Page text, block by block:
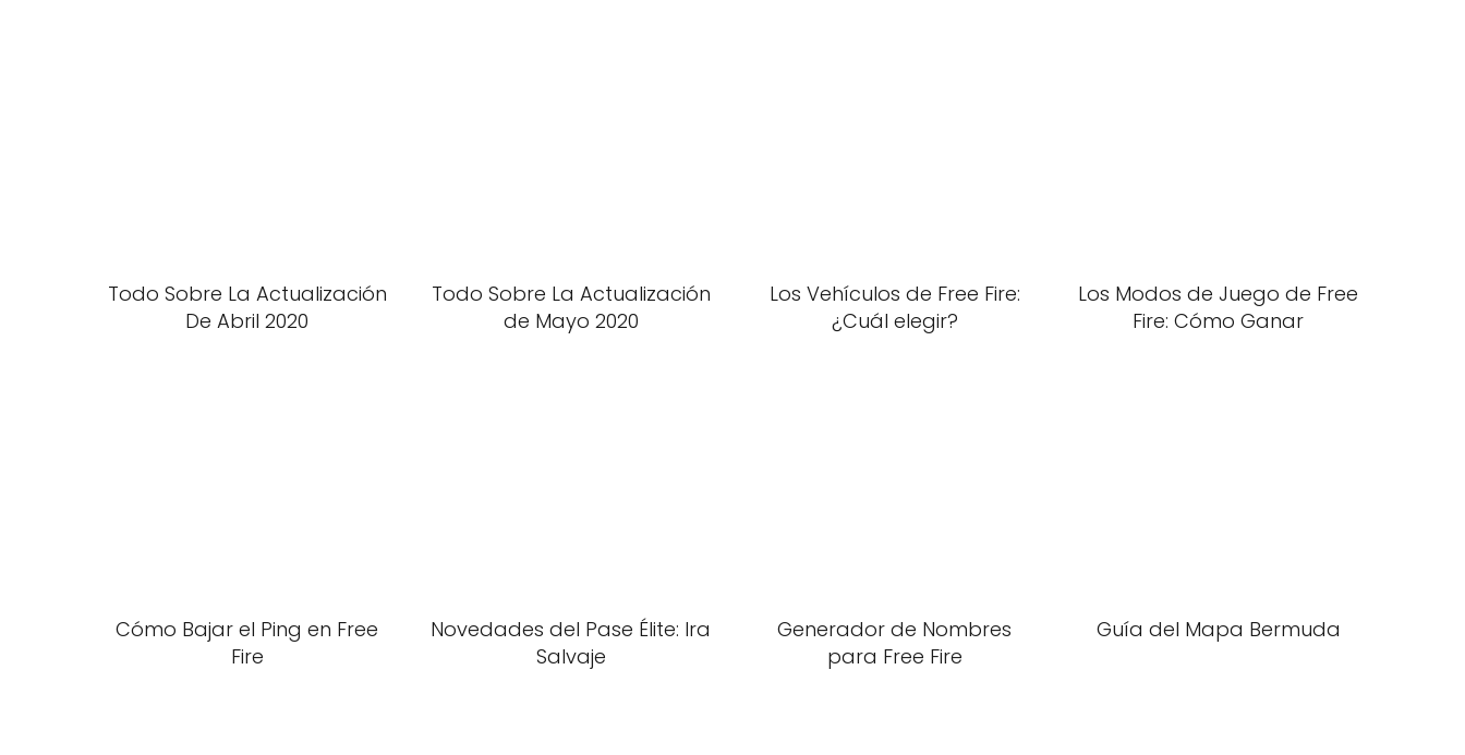
Todo Sobre La Actualización
De Abril 2020
Todo Sobre La Actualización
de Mayo 2020
Los Vehículos de Free Fire:
¿Cuál elegir?
Los Modos de Juego de Free
Fire: Cómo Ganar
Cómo Bajar el Ping en Free
Fire
Novedades del Pase Élite: Ira
Salvaje
Generador de Nombres
para Free Fire
Guía del Mapa Bermuda